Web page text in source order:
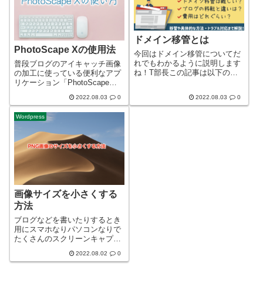
PhotoScape Xの使用法
普段ブログのアイキャッチ画像
の加工に使っている便利なアプ
リケーション「PhotoScape
て解説したいと思います！
2022.08.03 0
ドメイン移管とは
今回はドメイン移管についてだ
れでもわかるように説明します
ね！T部長この記事は以下のよ
ン移管をしたほうが良いのか迷
2022.08.03 0
Wordpress
画像サイズを小さくする
方法
ブログなどを書いたりするとき
用にスマホなりパソコンなりで
たくさんのスクリーンキャプチ
とって画面を画像として保存す
2022.08.02 0